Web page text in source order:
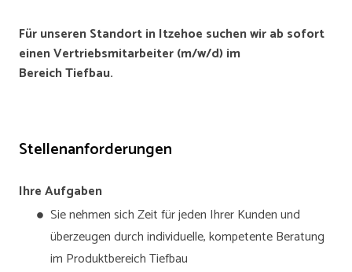
Für unseren Standort in Itzehoe suchen wir ab sofort
einen Vertriebsmitarbeiter (m/w/d) im
Bereich Tiefbau.
Stellenanforderungen
Ihre Aufgaben
Sie nehmen sich Zeit für jeden Ihrer Kunden und
überzeugen durch individuelle, kompetente Beratung
im Produktbereich Tiefbau